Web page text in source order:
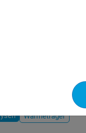
Wärmeträger